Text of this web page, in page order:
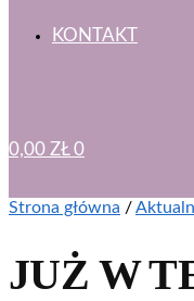
KONTAKT
0,00 ZŁ 0
Strona główna /
JUŻ W